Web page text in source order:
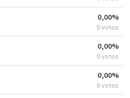
0,00%
0 votos
0,00%
0 votos
0,00%
0 votos